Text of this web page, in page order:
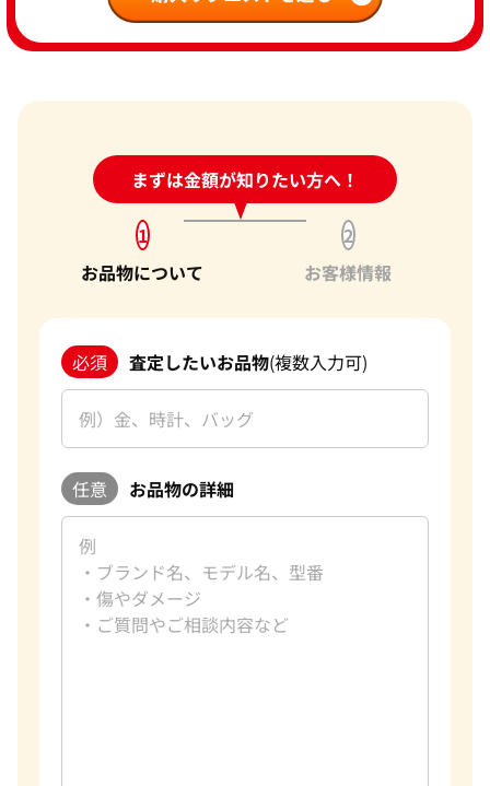
まずは金額が知りたい方へ！
24時間受付中!問い合わせフォーム
1
お品物について
2
お客様情報
必須 査定したいお品物(複数入力可)
任意 お品物の詳細